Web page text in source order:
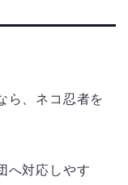
ら、ネコ忍者を
へ対応しやす